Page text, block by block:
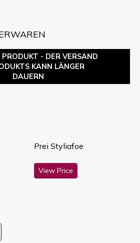
PRODUKT - DER VERSAND
KANN LÄNGER
DAUERN
Prei Styliafoe
View Price